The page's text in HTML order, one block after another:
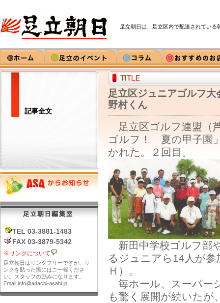
足立朝日は、足立区内で配達されてい
記事全文
TEL 03-3881-1483
FAX 03-3879-5342
※リンクについて
足立朝日はリンクフリーですが、リ
ンクを貼った際にはご一報くださ
い。スタッフの励みになります。
Email:info@adachi-asahi.jp
足立区ジュニアゴルフ
野村くん
足立区ゴルフ連盟（
ゴルフ！ 夏の甲子園
かれた。２回目。
新田中学校ゴルフ部
るジュニアら14人が
Ｈ）。
毎ホール、スーパー
も驚く展開が続いたが